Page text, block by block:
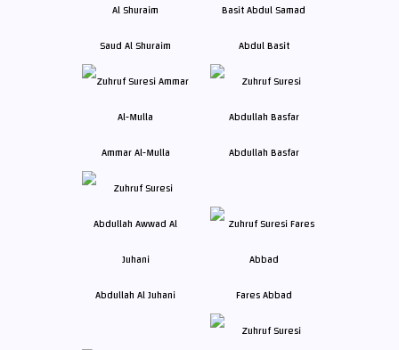
Saud Al Shuraim Abdul Basit
Ammar Al-Mulla Abdullah Basfar
Abdullah Al Juhani Fares Abbad